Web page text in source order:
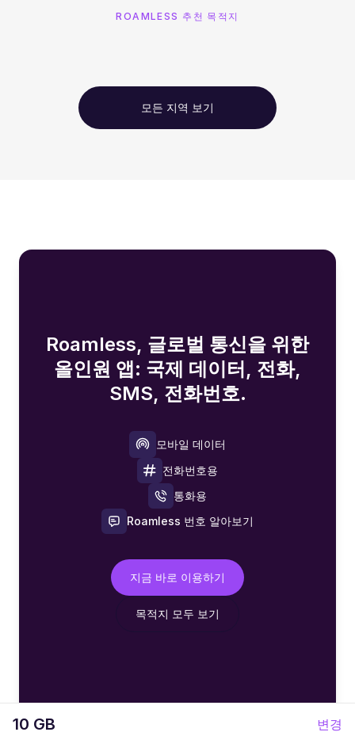
10 GB 변경
ROAMLESS 추천 목적지
모든 지역 보기
Roamless, 글로벌 통신을 위한
올인원 앱: 국제 데이터, 전화,
SMS, 전화번호.
모바일 데이터
전화번호용
통화용
Roamless 번호 알아보기
지금 바로 이용하기
목적지 모두 보기